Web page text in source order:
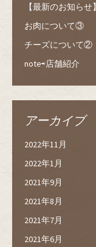
【最新のお知らせ】
お肉について③
チーズについて②
note⇨店舗紹介
アーカイブ
2022年11月
2022年1月
2021年9月
2021年8月
2021年7月
2021年6月